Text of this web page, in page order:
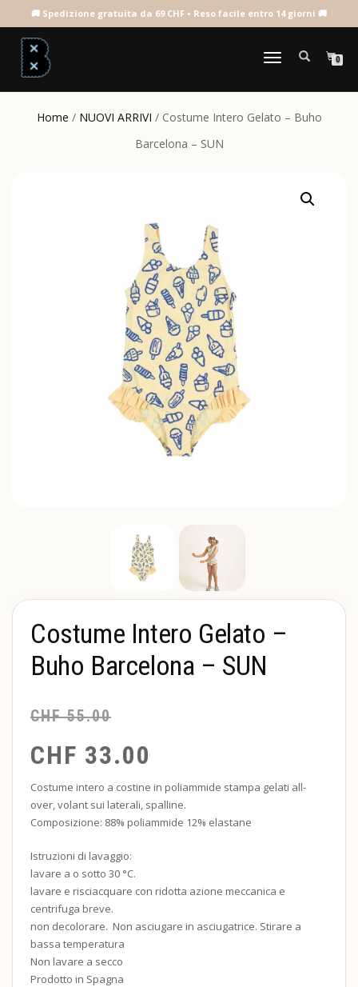
NAVIGAZIONE
0
Home / NUOVI ARRIVI / Costume Intero Gelato – Buho
Barcelona – SUN
Costume Intero Gelato –
Buho Barcelona – SUN
CHF55.00
CHF 33.00
Costume intero a costine in poliammide stampa gelati all-
over, volant sui laterali, spalline.
Composizione: 88% poliammide 12% elastane
Istruzioni di lavaggio:
lavare a o sotto 30 °C.
lavare e risciacquare con ridotta azione meccanica e
centrifuga breve.
non decolorare. Non asciugare in asciugatrice. Stirare a
bassa temperatura
Non lavare a secco
Prodotto in Spagna